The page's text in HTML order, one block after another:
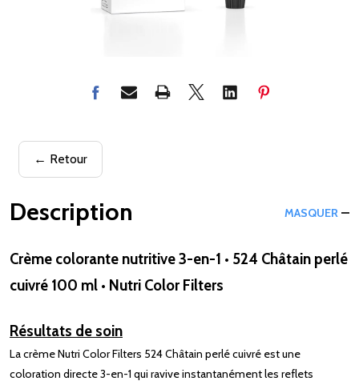
← Retour
Description MASQUER
Crème colorante nutritive 3-en-1 • 524 Châtain perlé
cuivré 100 ml • Nutri Color Filters
Résultats de soin
La crème Nutri Color Filters 524 Châtain perlé cuivré est une
coloration directe 3-en-1 qui ravive instantanément les reflets